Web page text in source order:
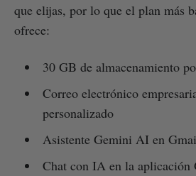
que elijas, por lo que el plan más
ofrece:
30 GB de almacenamiento
Correo electrónico
personalizado
Asistente Gemini AI en
Chat con IA en la aplicación